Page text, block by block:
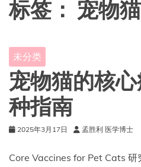
标签： 宠物
未分类
宠物猫的核
种指南
2025年3月17日 孟胜利 医学博士
Core Vaccines for Pet Cats